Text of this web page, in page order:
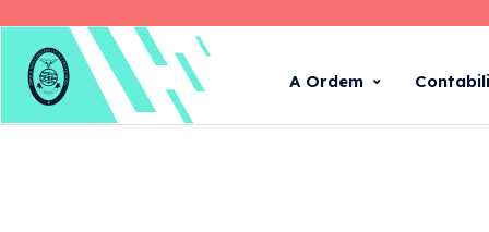
A Ordem